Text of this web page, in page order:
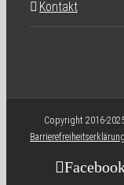
Kontakt
Copyright 2016-
Barrierefreiheitserklärung